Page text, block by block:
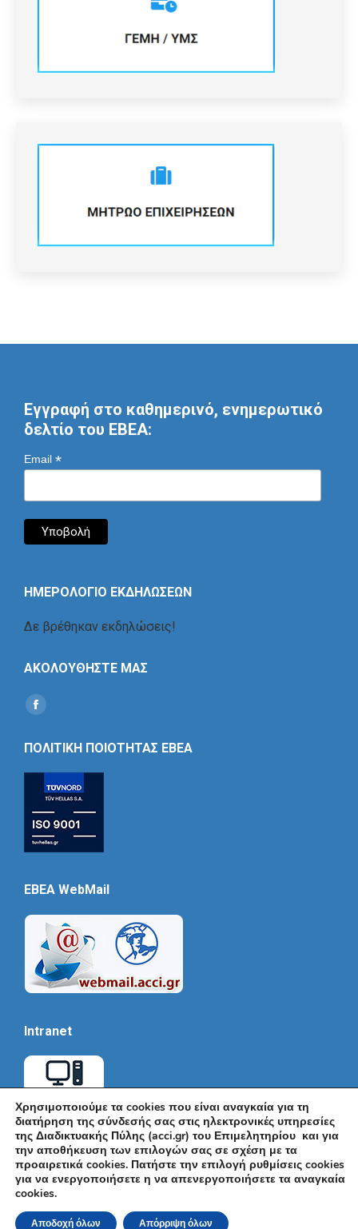
Εγγραφή στο καθημερινό, ενημερωτικό
δελτίο του ΕΒΕΑ:
Email *
ΗΜΕΡΟΛΟΓΙΟ ΕΚΔΗΛΩΣΕΩΝ
Δε βρέθηκαν εκδηλώσεις!
ΑΚΟΛΟΥΘΗΣΤΕ ΜΑΣ
Find us on:
Social
ΠΟΛΙΤΙΚΗ ΠΟΙΟΤΗΤΑΣ ΕΒΕΑ
EBEA WebMail
Intranet
© Εμπορικό και Βιομηχανικό Επιμελητήριο Αθηνών 2026 |
Ακαδημίας 7, ΤΚ: 10671, Αθήνα, Τηλ: +30 210 3604815, e-mail:
info@acci.gr
Χρησιμοποιούμε τα cookies που είναι αναγκαία για τη
διατήρηση της σύνδεσής σας στις ηλεκτρονικές υπηρεσίες
της Διαδικτυακής Πύλης (acci.gr) του Επιμελητηρίου και για
την αποθήκευση των επιλογών σας σε σχέση με τα
προαιρετικά cookies. Πατήστε την επιλογή ρυθμίσεις cookies
για να ενεργοποιήσετε η να απενεργοποιήσετε τα αναγκαία
cookies.
Αποδοχή όλων Απόρριψη όλων